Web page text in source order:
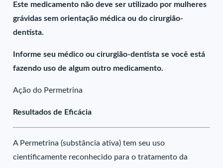
Este medicamento não deve ser utilizado por mulheres
grávidas sem orientação médica ou do cirurgião-
dentista.
Informe seu médico ou cirurgião-dentista se você está
fazendo uso de algum outro medicamento.
Ação do Permetrina
Resultados de Eficácia
A Permetrina (substância ativa) tem seu uso
cientificamente reconhecido para o tratamento da